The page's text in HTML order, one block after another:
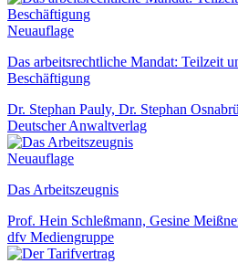
Neuauflage
Das arbeitsrechtliche Mandat: Teilzeit
Beschäftigung
Dr. Stephan Pauly, Dr. Stephan
Deutscher Anwaltverlag
Neuauflage
Das Arbeitszeugnis
Prof. Hein Schleßmann, Gesine
dfv Mediengruppe